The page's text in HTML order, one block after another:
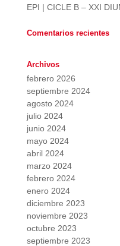
EPI | CICLE B – XXI
Comentarios recientes
Archivos
febrero 2026
septiembre 2024
agosto 2024
julio 2024
junio 2024
mayo 2024
abril 2024
marzo 2024
febrero 2024
enero 2024
diciembre 2023
noviembre 2023
octubre 2023
septiembre 2023